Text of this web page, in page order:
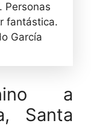
Personas
fantástica.
García
a
Santa